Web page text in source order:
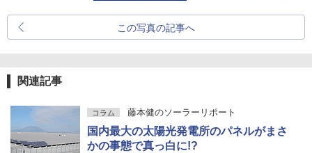
この写真の記事へ
関連記事
コラム 藤本健のソーラーリポート
国内最大の太陽光発電所のパネルがまさ
かの事態で真っ白に!?